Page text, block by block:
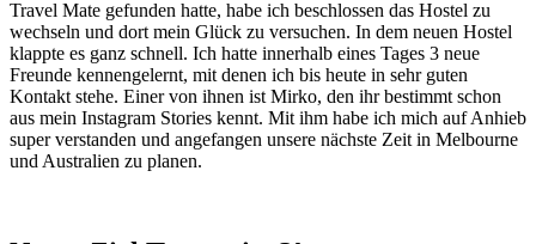
Travel Mate gefunden hatte, habe ich beschlossen das Hostel zu
wechseln und dort mein Glück zu versuchen. In dem neuen Hostel
klappte es ganz schnell. Ich hatte innerhalb eines Tages 3 neue
Freunde kennengelernt, mit denen ich bis heute in sehr guten
Kontakt stehe. Einer von ihnen ist Mirko, den ihr bestimmt schon
aus mein Instagram Stories kennt. Mit ihm habe ich mich auf Anhieb
super verstanden und angefangen unsere nächste Zeit in Melbourne
und Australien zu planen.